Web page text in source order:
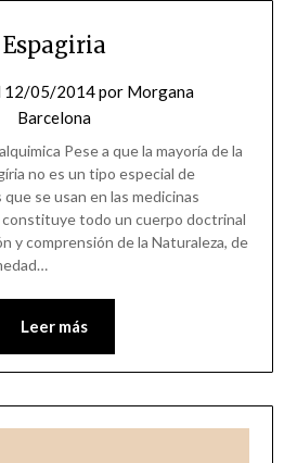
Espagiria
12/05/2014por Morgana
Barcelona
Pese a que la mayoría de la
no es un tipo especial de
se usan en las medicinas
todo un cuerpo doctrinal
y comprensión de la Naturaleza, de
Leer más